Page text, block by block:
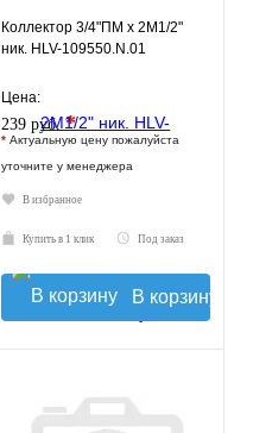
Коллектор 3/4"ПМ х 2М1/2"
ник. HLV-109550.N.01
Цена:
239 руб.*
* Актуальную цену пожалуйста
уточните у менеджера
В избранное
Купить в 1 клик Под заказ
В корзину